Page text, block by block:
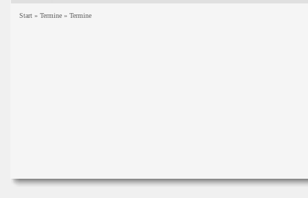
Start» Termine» Termine